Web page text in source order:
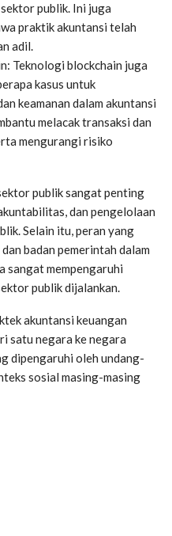
publik. Ini juga
praktik akuntansi telah
adil.
Teknologi blockchain juga
kasus untuk
keamanan dalam akuntansi
melacak transaksi dan
mengurangi risiko
publik sangat penting
dan pengelolaan
Selain itu, peran yang
badan pemerintah dalam
sangat mempengaruhi
publik dijalankan.
akuntansi keuangan
satu negara ke negara
dipengaruhi oleh undang-
sosial masing-masing